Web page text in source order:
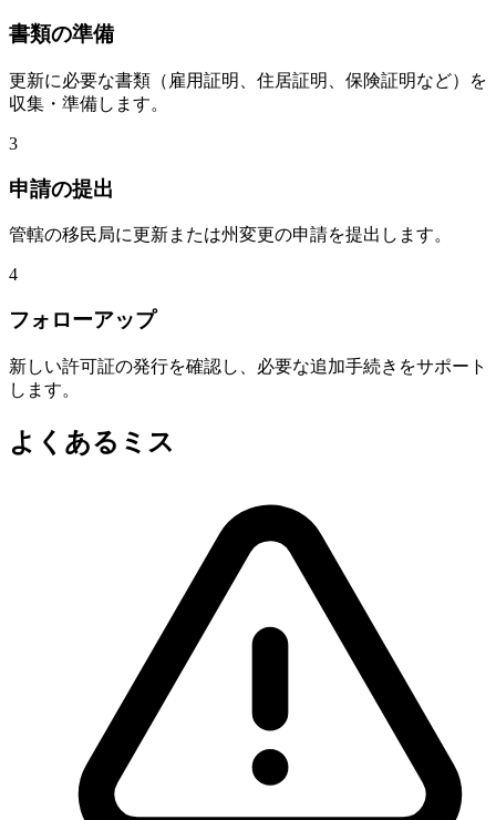
書類の準備
更新に必要な書類（雇用証明、住居証明、保険証明など）を
収集・準備します。
3
申請の提出
管轄の移民局に更新または州変更の申請を提出します。
4
フォローアップ
新しい許可証の発行を確認し、必要な追加手続きをサポート
します。
よくあるミス